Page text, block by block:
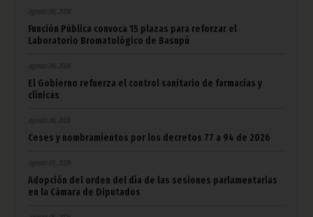
agosto 06, 2026
Función Pública convoca 15 plazas para reforzar el
Laboratorio Bromatológico de Basupú
agosto 06, 2026
El Gobierno refuerza el control sanitario de farmacias y
clínicas
agosto 06, 2026
Ceses y nombramientos por los decretos 77 a 94 de 2026
Adopción del orden del día de las sesiones parlamentarias
en la Cámara de Diputados